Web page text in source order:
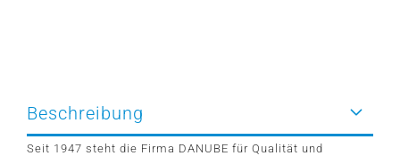
Beschreibung
Seit 1947 steht die Firma DANUBE für Qualität und